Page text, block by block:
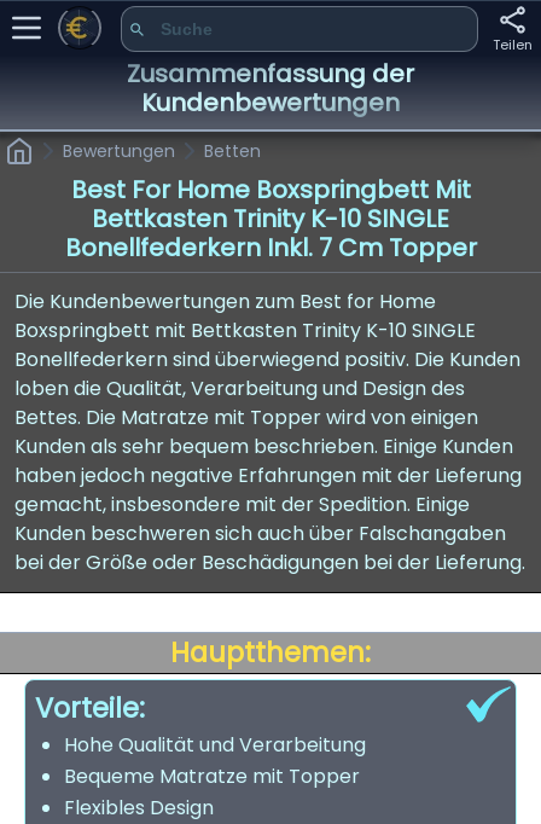
Teilen
Zusammenfassung der
Kundenbewertungen
Bewertungen Betten
Best For Home Boxspringbett Mit
Bettkasten Trinity K-10 SINGLE
Bonellfederkern Inkl. 7 Cm Topper
Die Kundenbewertungen zum Best for Home
Boxspringbett mit Bettkasten Trinity K-10 SINGLE
Bonellfederkern sind überwiegend positiv. Die Kunden
loben die Qualität, Verarbeitung und Design des
Bettes. Die Matratze mit Topper wird von einigen
Kunden als sehr bequem beschrieben. Einige Kunden
haben jedoch negative Erfahrungen mit der Lieferung
gemacht, insbesondere mit der Spedition. Einige
Kunden beschweren sich auch über Falschangaben
bei der Größe oder Beschädigungen bei der Lieferung.
Hauptthemen:
Vorteile:
Hohe Qualität und Verarbeitung
Bequeme Matratze mit Topper
Flexibles Design